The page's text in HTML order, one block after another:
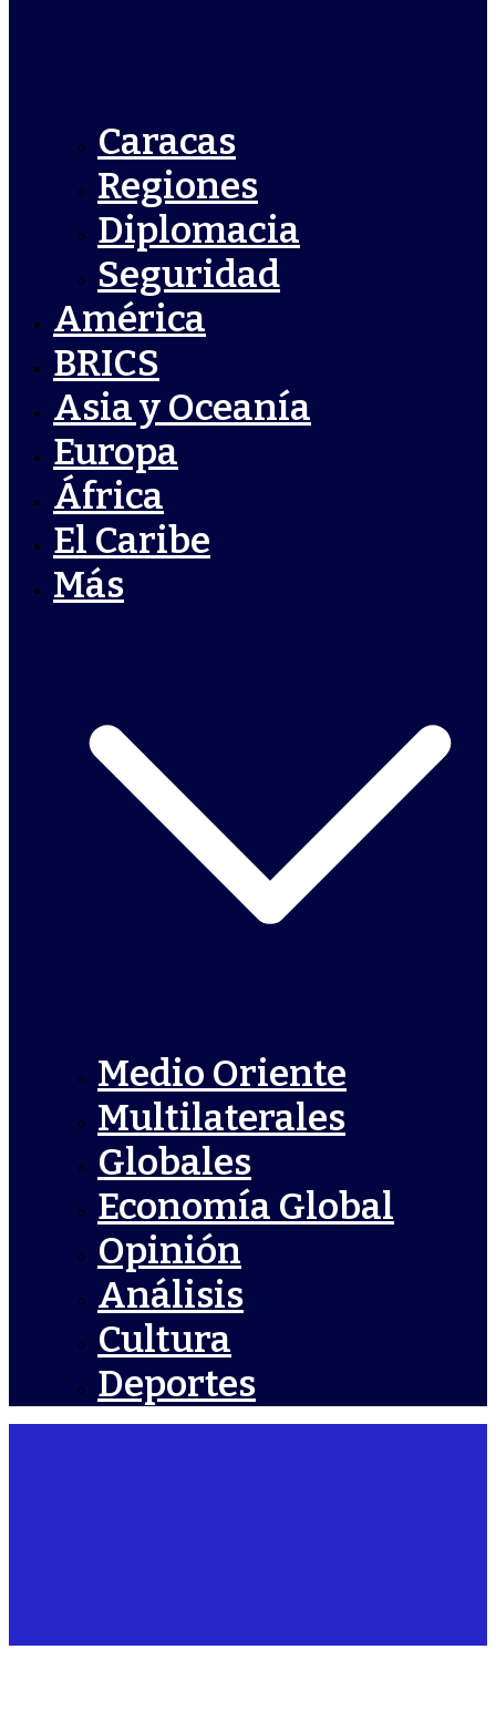
Caracas
Regiones
Diplomacia
Seguridad
América
BRICS
Asia y Oceanía
Europa
África
El Caribe
Más
Medio Oriente
Multilaterales
Globales
Economía Global
Opinión
Análisis
Cultura
Deportes